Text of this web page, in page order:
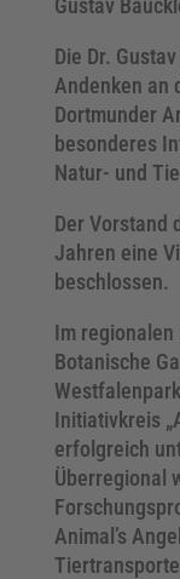
Gustav
Die Dr.
Andenken an
Dortmunder
besonderes
Natur- und
Der Vorstand
Jahren eine
beschlossen.
Im
Botanische
Initiativkreis
erfolgreich
Überregional
Animal’s